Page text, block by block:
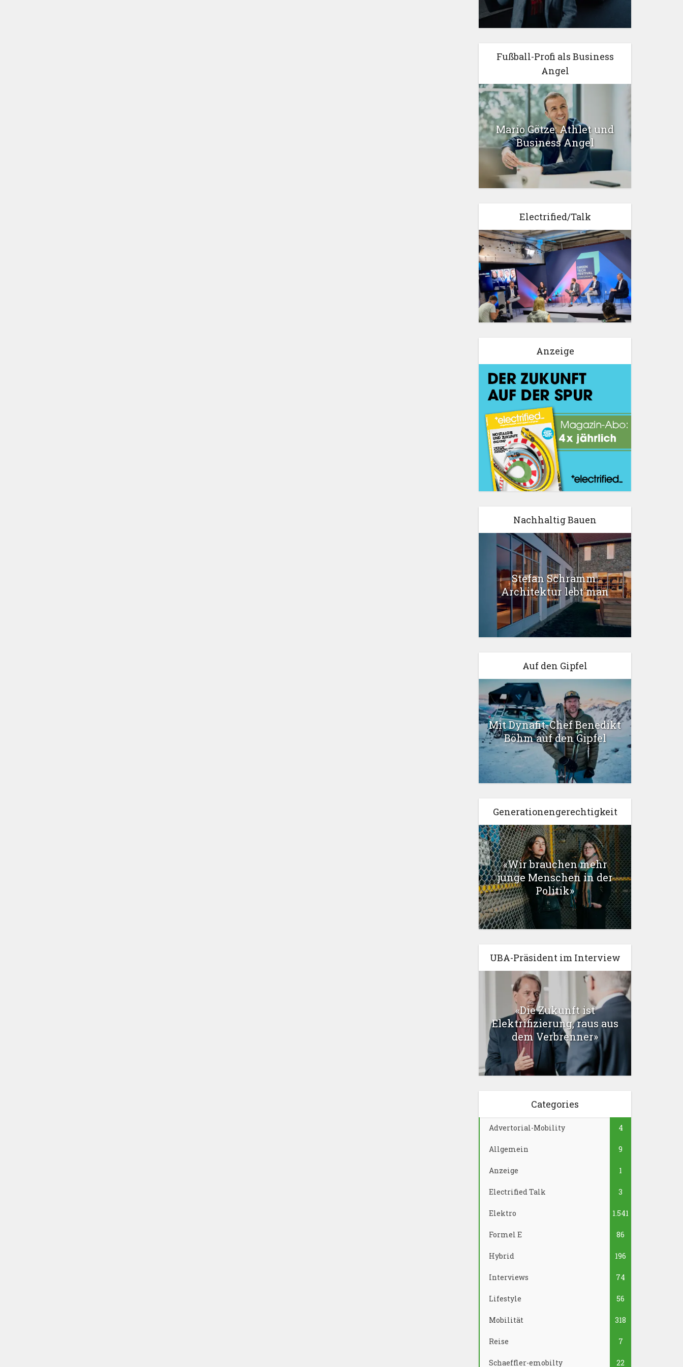
Fußball-Profi als Business
Angel
Mario Götze: Athlet und
Business Angel
Electrified/Talk
Anzeige
Nachhaltig Bauen
Stefan Schramm:
Architektur lebt man
Auf den Gipfel
Mit Dynafit-Chef Benedikt
Böhm auf den Gipfel
Generationengerechtigkeit
«Wir brauchen mehr
junge Menschen in der
Politik»
UBA-Präsident im Interview
«Die Zukunft ist
Elektrifizierung, raus aus
dem Verbrenner»
Categories
Advertorial-Mobility 4
Allgemein 9
Anzeige 1
Electrified Talk 3
Elektro 1.541
Formel E 86
Hybrid 196
Interviews 74
Lifestyle 56
Mobilität 318
Reise 7
Schaeffler-emobilty 22